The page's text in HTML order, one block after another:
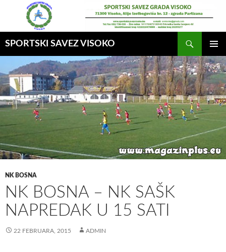
SPORTSKI SAVEZ VISOKO
GLAVNI
MENI
NK BOSNA
NK BOSNA – NK SAŠK
NAPREDAK U 15 SATI
22 FEBRUARA, 2015 ADMIN